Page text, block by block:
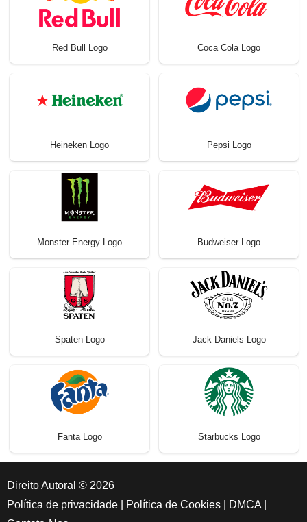
Red Bull Logo Coca Cola Logo
Heineken Logo Pepsi Logo
Monster Energy Logo Budweiser Logo
Spaten Logo Jack Daniels Logo
Fanta Logo Starbucks Logo
Direito Autoral © 2026
Política de privacidade
Política de Cookies DMCA